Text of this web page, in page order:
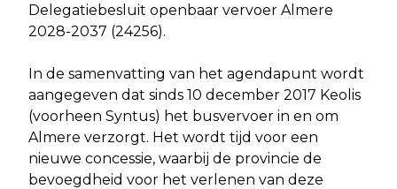
Delegatiebesluit openbaar vervoer Almere
2028-2037 (24256).
In de samenvatting van het agendapunt wordt
aangegeven dat sinds 10 december 2017 Keolis
(voorheen Syntus) het busvervoer in en om
Almere verzorgt. Het wordt tijd voor een
nieuwe concessie, waarbij de provincie de
bevoegdheid voor het verlenen van deze